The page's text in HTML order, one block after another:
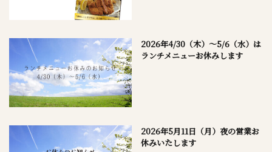
2026年4/30（木）～5/6（水）は
ランチメニューお休みします
2026年5月11日（月）夜の営業お
休みいたします